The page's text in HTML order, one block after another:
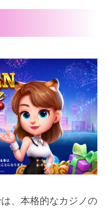
、本格的なカジノの